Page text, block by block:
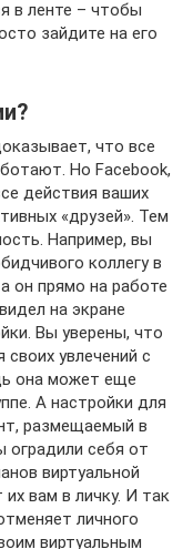
в ленте – чтобы
зайдите на его
что все
Но Facebook,
действия ваших
«друзей». Тем
Например, вы
коллегу в
он прямо на работе
на экране
Вы уверены, что
увлечений с
она может еще
А настройки для
размещаемый в
оградили себя от
виртуальной
их вам в личку. И так
личного
виртуальным